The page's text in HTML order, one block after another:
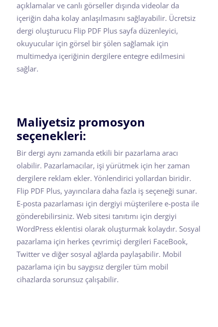
açıklamalar ve canlı görseller dışında videolar da
içeriğin daha kolay anlaşılmasını sağlayabilir. Ücretsiz
dergi oluşturucu Flip PDF Plus sayfa düzenleyici,
okuyucular için görsel bir şölen sağlamak için
multimedya içeriğinin dergilere entegre edilmesini
sağlar.
Maliyetsiz promosyon
seçenekleri:
Bir dergi aynı zamanda etkili bir pazarlama aracı
olabilir. Pazarlamacılar, işi yürütmek için her zaman
dergilere reklam ekler. Yönlendirici yollardan biridir.
Flip PDF Plus, yayıncılara daha fazla iş seçeneği sunar.
E-posta pazarlaması için dergiyi müşterilere e-posta ile
gönderebilirsiniz. Web sitesi tanıtımı için dergiyi
WordPress eklentisi olarak oluşturmak kolaydır. Sosyal
pazarlama için herkes çevrimiçi dergileri FaceBook,
Twitter ve diğer sosyal ağlarda paylaşabilir. Mobil
pazarlama için bu saygısız dergiler tüm mobil
cihazlarda sorunsuz çalışabilir.